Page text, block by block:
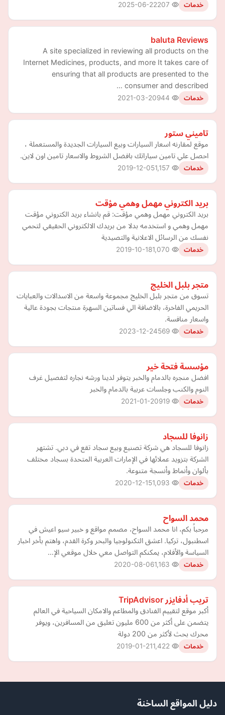
خدمات 2025-06-22
baluta Reviews
A site specialized in reviewing all products on the
Internet Medicines, products, and more It takes care of
ensuring that all products are presented to the
consumer and described …
خدمات 2021-03-20
تاميني ستور
موقع لمقارنه اسعار السيارات وبيع السيارات الجديدة والمستعملة ،
احصل علي تامين سياراتك بافضل الشروط والاسعار تامين اون لاين.
خدمات 2019-12-05
بريد الكتروني مهمل وهمي مؤقت
بريد الكتروني مهمل وهمي مؤقت: قم بانشاء بريد الكتروني مؤقت
مهمل وهمي و استخدمه بدلا من بريدك الالكتروني الحقيقي لتحمي
نفسك من الرسائل الاعلانية والتصيدية
خدمات 2019-10-18
متجر بلبل الخليج
تسوق من متجر بلبل الخليج مجموعة واسعة من الاسدالات والعبايات
الحريمي الفاخرة، بالاضافة الي فساتين السهرة منتجات بجودة عالية
واسعار منافسة.
خدمات 2023-12-24
مؤسسة فتحة خير
افضل منجره بالدمام والخبر يتوفر لدينا ورشه نجاره لتفصيل غرف
النوم والكنب وجلسات عربية بالدمام والخبر
خدمات 2021-01-20
زانوفا للسجاد
زانوفا للسجاد هي شركة تصنيع وبيع سجاد تقع في دبي. تشتهر
الشركة بتزويد عملائها في الإمارات العربية المتحدة بسجاد مختلف
بألوان وأنماط وأنسجة متنوعة.
خدمات 2020-12-15
محمد السواح
مرحباً بكم، انا محمد السواح، مصمم مواقع و خبير سيو اعيش في
اسطنبول، تركيا. اعشق التكنولوجيا والبحر وكرة القدم، واهتم بأخر اخبار
السياسة والأفلام، يمكنكم التواصل معي خلال موقعي الإ…
خدمات 2020-08-06
تريب أدفايزر TripAdvisor
أكبر موقع لتقييم الفنادق والمطاعم والامكان السياحية في العالم
يتضمن على أكثر من 600 مليون تعليق من المسافرين، ويوفر
محرك بحث لأكثر من 200 دولة
خدمات 2019-01-21
دليل المواقع الساخنة